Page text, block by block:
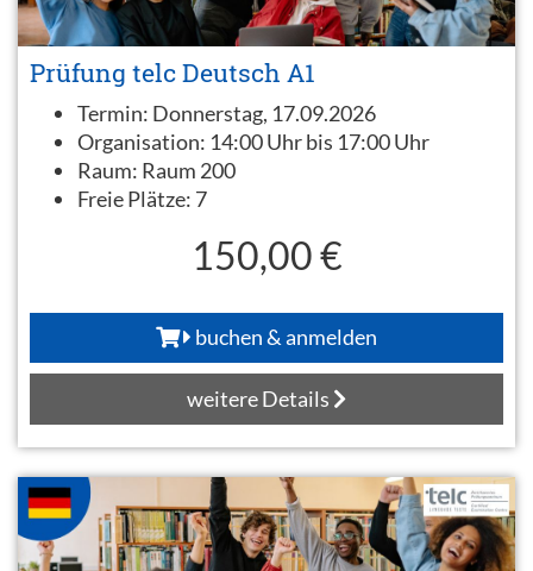
Prüfung telc Deutsch A1
Termin: Donnerstag, 17.09.2026
Organisation: 14:00 Uhr bis 17:00 Uhr
Raum: Raum 200
Freie Plätze: 7
150,00 €
buchen & anmelden
weitere Details